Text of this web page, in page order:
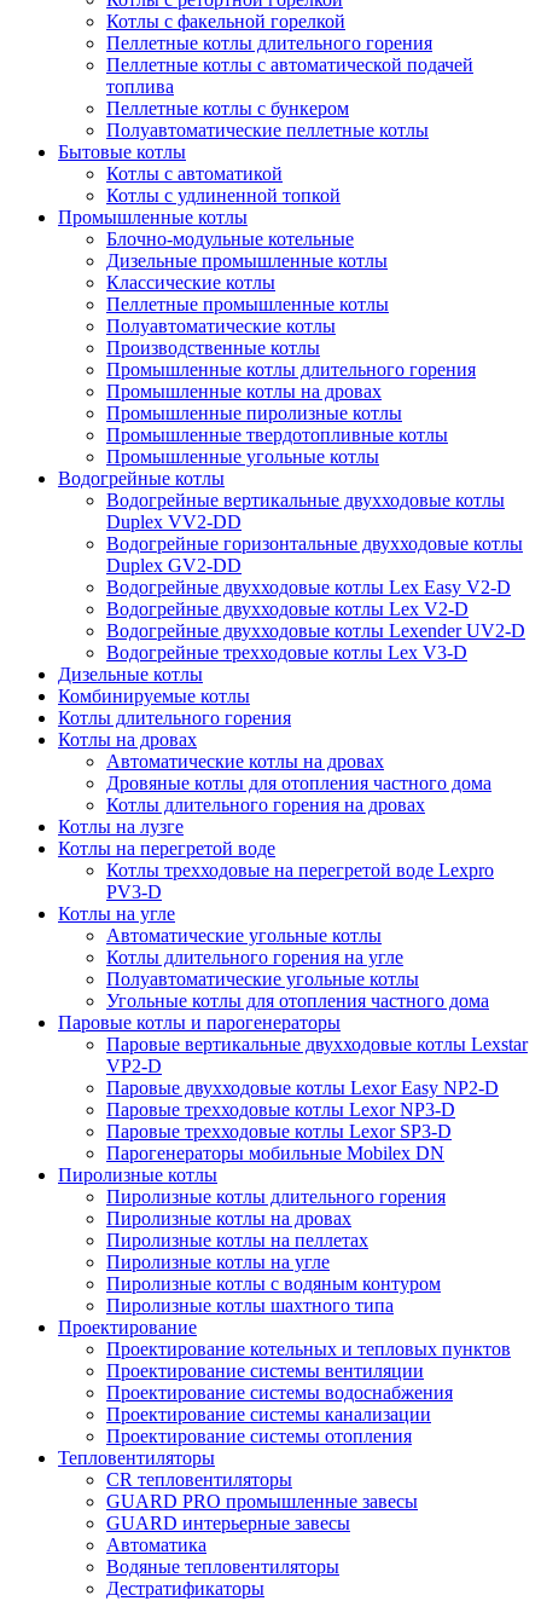
Котлы с факельной горелкой
Пеллетные котлы длительного горения
Пеллетные котлы с автоматической подачей
топлива
Пеллетные котлы с бункером
Полуавтоматические пеллетные котлы
Бытовые котлы
Котлы с автоматикой
Котлы с удлиненной топкой
Промышленные котлы
Блочно-модульные котельные
Дизельные промышленные котлы
Классические котлы
Пеллетные промышленные котлы
Полуавтоматические котлы
Производственные котлы
Промышленные котлы длительного горения
Промышленные котлы на дровах
Промышленные пиролизные котлы
Промышленные твердотопливные котлы
Промышленные угольные котлы
Водогрейные котлы
Водогрейные вертикальные двухходовые котлы
Duplex VV2-DD
Водогрейные горизонтальные двухходовые котлы
Duplex GV2-DD
Водогрейные двухходовые котлы Lex Easy V2-D
Водогрейные двухходовые котлы Lex V2-D
Водогрейные двухходовые котлы Lexender UV2-D
Водогрейные трехходовые котлы Lex V3-D
Дизельные котлы
Комбинируемые котлы
Котлы длительного горения
Котлы на дровах
Автоматические котлы на дровах
Дровяные котлы для отопления частного дома
Котлы длительного горения на дровах
Котлы на лузге
Котлы на перегретой воде
Котлы трехходовые на перегретой воде Lexpro
PV3-D
Котлы на угле
Автоматические угольные котлы
Котлы длительного горения на угле
Полуавтоматические угольные котлы
Угольные котлы для отопления частного дома
Паровые котлы и парогенераторы
Паровые вертикальные двухходовые котлы Lexstar
VP2-D
Паровые двухходовые котлы Lexor Easy NP2-D
Паровые трехходовые котлы Lexor NP3-D
Паровые трехходовые котлы Lexor SP3-D
Парогенераторы мобильные Mobilex DN
Пиролизные котлы
Пиролизные котлы длительного горения
Пиролизные котлы на дровах
Пиролизные котлы на пеллетах
Пиролизные котлы на угле
Пиролизные котлы с водяным контуром
Пиролизные котлы шахтного типа
Проектирование
Проектирование котельных и тепловых пунктов
Проектирование системы вентиляции
Проектирование системы водоснабжения
Проектирование системы канализации
Проектирование системы отопления
Тепловентиляторы
CR тепловентиляторы
GUARD PRO промышленные завесы
GUARD интерьерные завесы
Автоматика
Водяные тепловентиляторы
Дестратификаторы